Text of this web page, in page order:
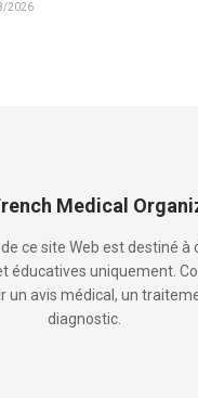
2026
Medical
de ce site Web est destiné à
éducatives uniquement.
un avis médical, un
diagnostic.